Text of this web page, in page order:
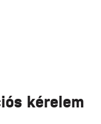
kérelem